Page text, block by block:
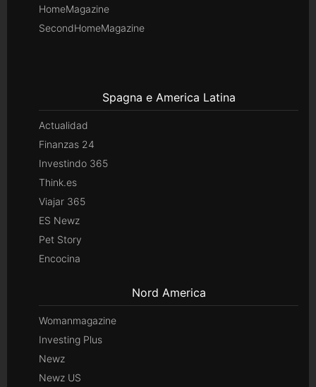
HomeMagazine
SecondHomeMagazine
Spagna e America Latina
Actualidad
Finanzas 24
Investindo 365
Think.es
Viajar 365
ES Newz
Pet Story
Encocina
Nord America
Womanmagazine
Investing Plus
Newz
Newz US